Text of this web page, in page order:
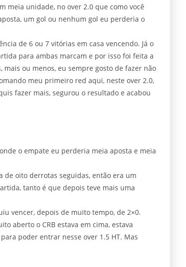
meia unidade, no over 2.0 que como você
um gol ou nenhum gol eu perderia o
de 6 ou 7 vitórias em casa vencendo. Já o
para ambas marcam e por isso foi feita a
ou menos, eu sempre gosto de fazer não
meu primeiro red aqui, neste over 2.0,
fazer mais, segurou o resultado e acabou
o empate eu perderia meia aposta e meia
de oito derrotas seguidas, então era um
tanto é que depois teve mais uma
vencer, depois de muito tempo, de 2×0.
aberto o CRB estava em cima, estava
poder entrar nesse over 1.5 HT. Mas